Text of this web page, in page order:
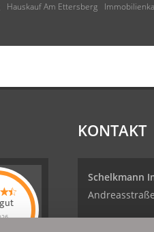
Hauskauf Am Ettersberg
KONTAKT
Schelkmann